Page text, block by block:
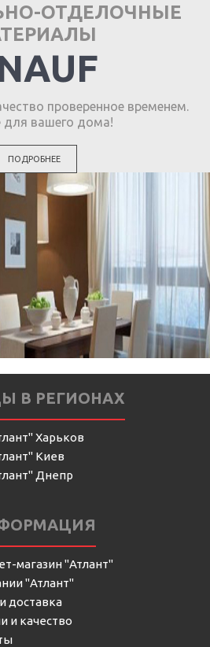
ОТДЕЛОЧНЫЕ
проверенное временем.
для вашего дома!
ПОДРОБНЕЕ
В РЕГИОНАХ
Харьков
Киев
Днепр
магазин "Атлант"
"Атлант"
доставка
и качество